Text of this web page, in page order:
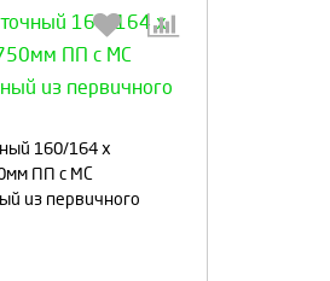
160/164 x
ПП с МС
из первичного
количество: